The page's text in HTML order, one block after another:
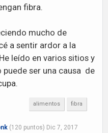
fibra.
mucho de
a sentir ardor a la
leído en varios sitios y
ser una causa de
alimentos fibra
(120 puntos) Dic 7, 2017